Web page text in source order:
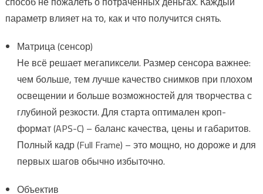
параметр влияет на то, как и что получится снять.
Матрица (сенсор)
Не всё решает мегапиксели. Размер сенсора важнее:
чем больше, тем лучше качество снимков при плохом
освещении и больше возможностей для творчества с
глубиной резкости. Для старта оптимален кроп-
формат (APS-C) – баланс качества, цены и габаритов.
Полный кадр (Full Frame) – это мощно, но дороже и для
первых шагов обычно избыточно.
Объектив